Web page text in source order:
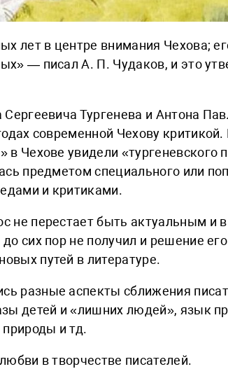
лет в центре внимания Чехова;
— писал А. П. Чудаков, и это
Тургенева и Антона
современной Чехову критикой.
в Чехове увидели «тургеневского
предметом специального или
и критиками.
не перестает быть актуальным и
сих пор не получил и решение
путей в литературе.
разные аспекты сближения
детей и «лишних людей», язык
природы и тд.
в творчестве писателей.